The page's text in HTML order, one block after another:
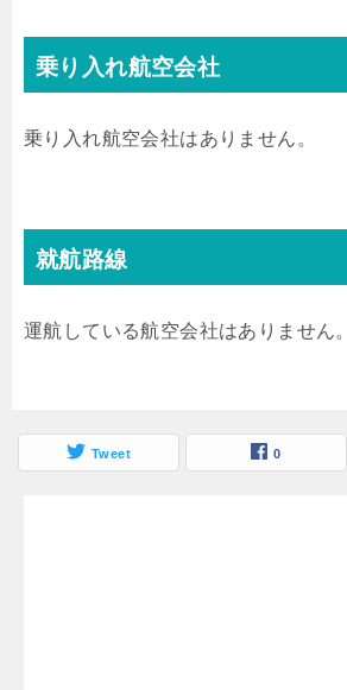
乗り入れ航空会社
乗り入れ航空会社はありません。
就航路線
運航している航空会社はありません。
Tweet 0